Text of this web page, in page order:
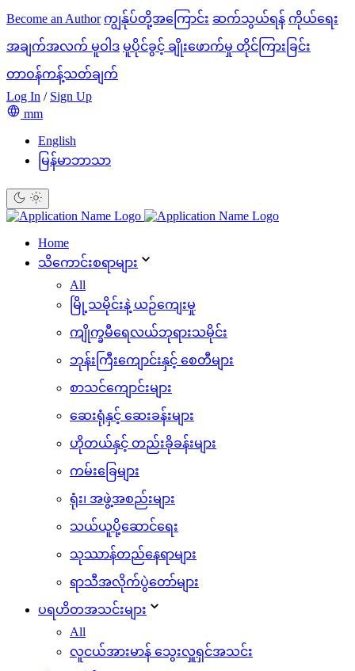
Become an Author ကျွန်ုပ်တို့အကြောင်း ဆက်သွယ်ရန် ကိုယ်ရေး
အချက်အလက် မူဝါဒ မူပိုင်ခွင့် ချိုးဖောက်မှု တိုင်ကြားခြင်း
တာဝန်ကန့်သတ်ချက်
Log In / Sign Up
mm
English
မြန်မာဘာသာ
Home
သိ‌ကောင်းစရာများ
All
မြို့သမိုင်းနဲ့ ယဉ်ကျေးမှု
ကျိုက္ခမီရေလယ်ဘုရားသမိုင်း
ဘုန်းကြီးကျောင်းနှင့် စေတီများ
စာသင်ကျောင်းများ
ဆေးရုံနှင့် ဆေးခန်းများ
ဟိုတယ်နှင့် တည်းခိုခန်းများ
ကမ်းခြေများ
ရုံး၊ အဖွဲ့အစည်းများ
သယ်ယူပို့ဆောင်ရေး
သုဿာန်တည်နေရာများ
ရာသီအလိုက်ပွဲတော်များ
ပရဟိတအသင်းများ
All
လူငယ်အားမာန် သွေးလှူရှင်အသင်း